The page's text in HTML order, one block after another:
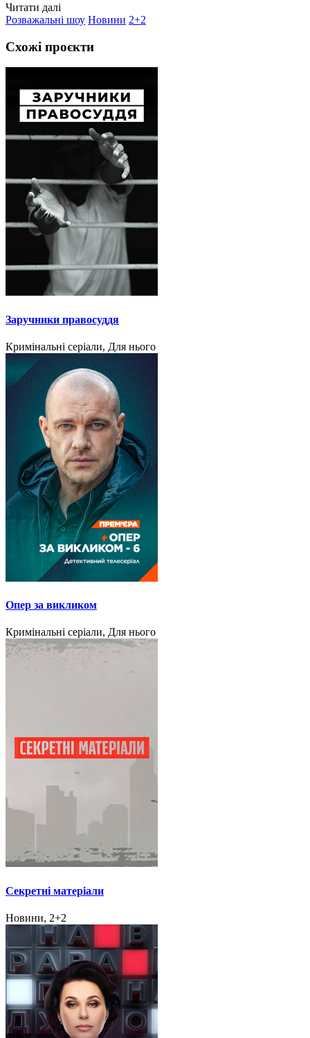
Читати далі
Розважальні шоу Новини 2+2
Схожі проєкти
Заручники правосуддя
Кримінальні серіали, Для нього
Опер за викликом
Кримінальні серіали, Для нього
Секретні матеріали
Новини, 2+2